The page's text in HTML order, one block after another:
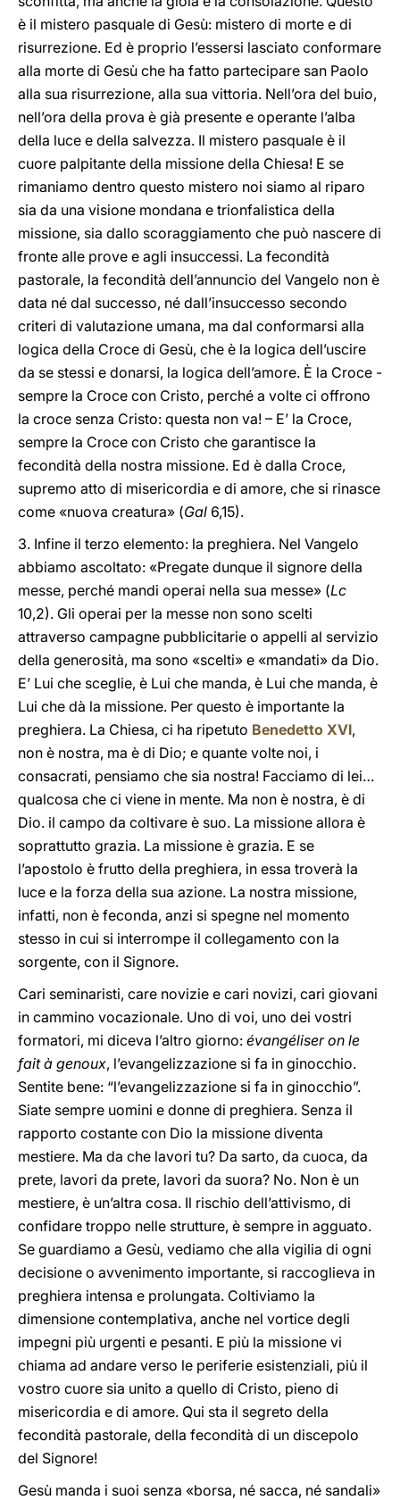
è il mistero pasquale di Gesù: mistero di morte e di
risurrezione. Ed è proprio l’essersi lasciato conformare
alla morte di Gesù che ha fatto partecipare san Paolo
alla sua risurrezione, alla sua vittoria. Nell’ora del buio,
nell’ora della prova è già presente e operante l’alba
della luce e della salvezza. Il mistero pasquale è il
cuore palpitante della missione della Chiesa! E se
rimaniamo dentro questo mistero noi siamo al riparo
sia da una visione mondana e trionfalistica della
missione, sia dallo scoraggiamento che può nascere di
fronte alle prove e agli insuccessi. La fecondità
pastorale, la fecondità dell’annuncio del Vangelo non è
data né dal successo, né dall’insuccesso secondo
criteri di valutazione umana, ma dal conformarsi alla
logica della Croce di Gesù, che è la logica dell’uscire
da se stessi e donarsi, la logica dell’amore. È la Croce -
sempre la Croce con Cristo, perché a volte ci offrono
la croce senza Cristo: questa non va! – E’ la Croce,
sempre la Croce con Cristo che garantisce la
fecondità della nostra missione. Ed è dalla Croce,
supremo atto di misericordia e di amore, che si rinasce
come «nuova creatura» (Gal 6,15).
3. Infine il terzo elemento: la preghiera. Nel Vangelo
abbiamo ascoltato: «Pregate dunque il signore della
messe, perché mandi operai nella sua messe» (Lc
10,2). Gli operai per la messe non sono scelti
attraverso campagne pubblicitarie o appelli al servizio
della generosità, ma sono «scelti» e «mandati» da Dio.
E’ Lui che sceglie, è Lui che manda, è Lui che manda, è
Lui che dà la missione. Per questo è importante la
preghiera. La Chiesa, ci ha ripetuto Benedetto XVI,
non è nostra, ma è di Dio; e quante volte noi, i
consacrati, pensiamo che sia nostra! Facciamo di lei…
qualcosa che ci viene in mente. Ma non è nostra, è di
Dio. il campo da coltivare è suo. La missione allora è
soprattutto grazia. La missione è grazia. E se
l’apostolo è frutto della preghiera, in essa troverà la
luce e la forza della sua azione. La nostra missione,
infatti, non è feconda, anzi si spegne nel momento
stesso in cui si interrompe il collegamento con la
sorgente, con il Signore.
Cari seminaristi, care novizie e cari novizi, cari giovani
in cammino vocazionale. Uno di voi, uno dei vostri
formatori, mi diceva l’altro giorno: évangéliser on le
fait à genoux, l’evangelizzazione si fa in ginocchio.
Sentite bene: “l’evangelizzazione si fa in ginocchio”.
Siate sempre uomini e donne di preghiera. Senza il
rapporto costante con Dio la missione diventa
mestiere. Ma da che lavori tu? Da sarto, da cuoca, da
prete, lavori da prete, lavori da suora? No. Non è un
mestiere, è un’altra cosa. Il rischio dell’attivismo, di
confidare troppo nelle strutture, è sempre in agguato.
Se guardiamo a Gesù, vediamo che alla vigilia di ogni
decisione o avvenimento importante, si raccoglieva in
preghiera intensa e prolungata. Coltiviamo la
dimensione contemplativa, anche nel vortice degli
impegni più urgenti e pesanti. E più la missione vi
chiama ad andare verso le periferie esistenziali, più il
vostro cuore sia unito a quello di Cristo, pieno di
misericordia e di amore. Qui sta il segreto della
fecondità pastorale, della fecondità di un discepolo
del Signore!
Gesù manda i suoi senza «borsa, né sacca, né sandali»